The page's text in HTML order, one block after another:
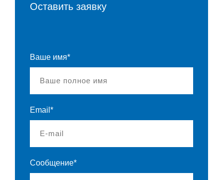
Оставить заявку
Ваше имя*
Email*
Сообщение*